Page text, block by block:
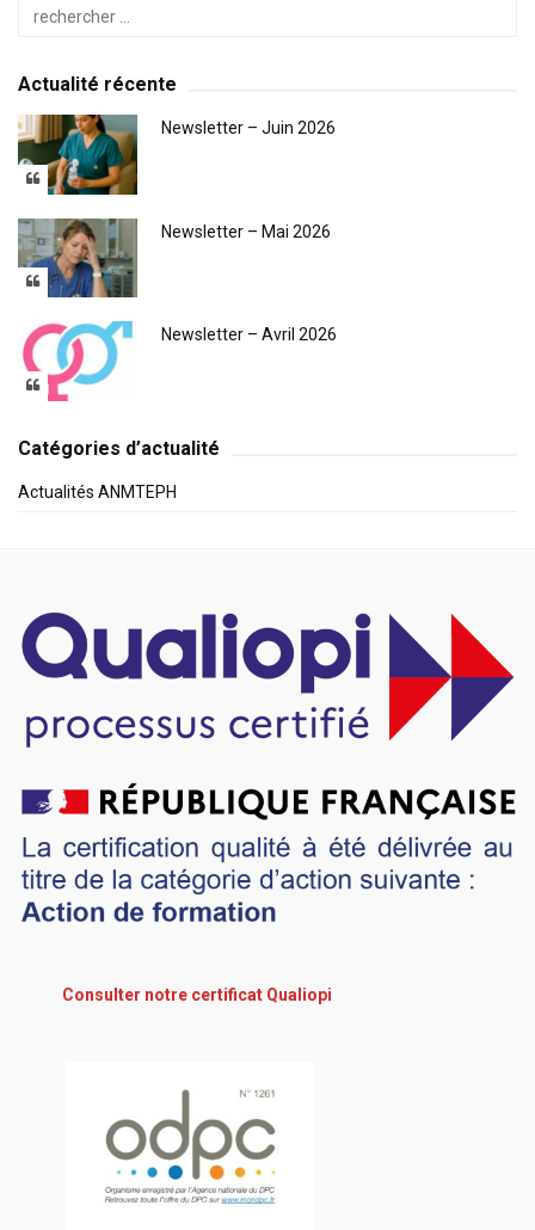
Actualité récente
Newsletter – Juin 2026
Newsletter – Mai 2026
Newsletter – Avril 2026
Catégories d’actualité
Actualités ANMTEPH
Consulter notre certificat Qualiopi